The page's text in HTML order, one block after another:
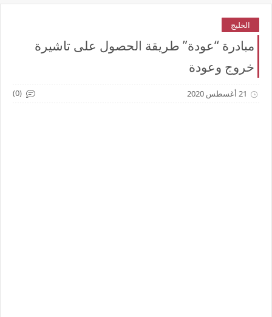
الخليج
مبادرة “عودة” طريقة الحصول على تاشيرة
خروج وعودة
21 أغسطس 2020 (0)